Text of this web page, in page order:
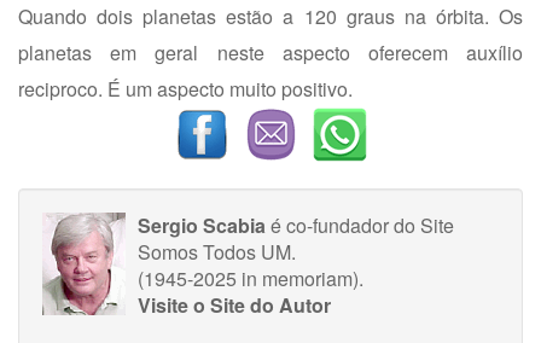
Quando dois planetas estão a 120 graus na órbita. Os
planetas em geral neste aspecto oferecem auxílio
reciproco. É um aspecto muito positivo.
Sergio Scabiaé co-fundador do Site
Somos Todos UM.
(1945-2025 in memoriam).
Visite o Site do Autor